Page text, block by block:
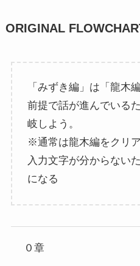
ORIGINAL
「みずき編」は「龍木
前提で話が進んでいる
岐しよう。
※通常は龍木編をクリ
入力文字が分からない
になる
０章